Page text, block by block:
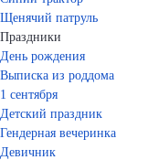
Щенячий патруль
Праздники
День рождения
Выписка из роддома
1 сентября
Детский праздник
Гендерная вечеринка
Девичник